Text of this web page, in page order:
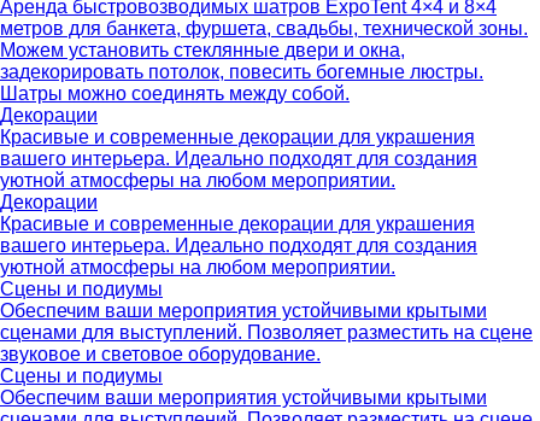
Аренда быстровозводимых шатров ExpoTent 4×4 и 8×4
метров для банкета, фуршета, свадьбы, технической зоны.
Можем установить стеклянные двери и окна,
задекорировать потолок, повесить богемные люстры.
Шатры можно соединять между собой.
Декорации
Красивые и современные декорации для украшения
вашего интерьера. Идеально подходят для создания
уютной атмосферы на любом мероприятии.
Декорации
Красивые и современные декорации для украшения
вашего интерьера. Идеально подходят для создания
уютной атмосферы на любом мероприятии.
Сцены и подиумы
Обеспечим ваши мероприятия устойчивыми крытыми
сценами для выступлений. Позволяет разместить на сцене
звуковое и световое оборудование.
Сцены и подиумы
Обеспечим ваши мероприятия устойчивыми крытыми